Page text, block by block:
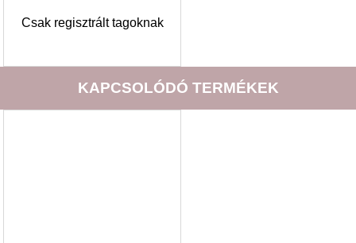
Csak regisztrált tagoknak
KAPCSOLÓDÓ TERMÉKEK